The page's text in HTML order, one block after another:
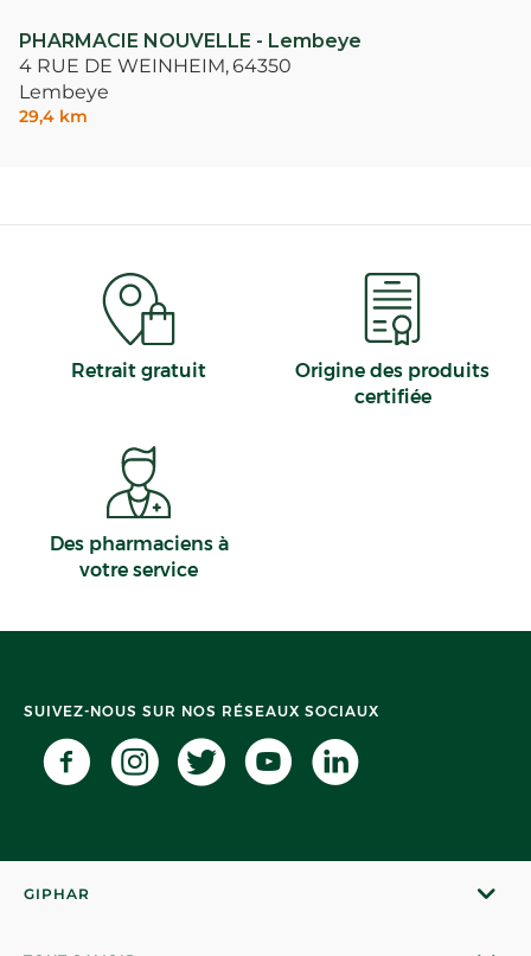
PHARMACIE NOUVELLE - Lembeye
4 RUE DE WEINHEIM,64350
Lembeye
29,4 km
Retrait gratuit
Origine des produits
certifiée
Des pharmaciens à
votre service
SUIVEZ-NOUS SUR NOS RÉSEAUX SOCIAUX
GIPHAR